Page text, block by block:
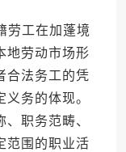
工在加蓬境
地劳动市场形
合法务工的凭
务的体现。
职务范畴、
范围的职业活